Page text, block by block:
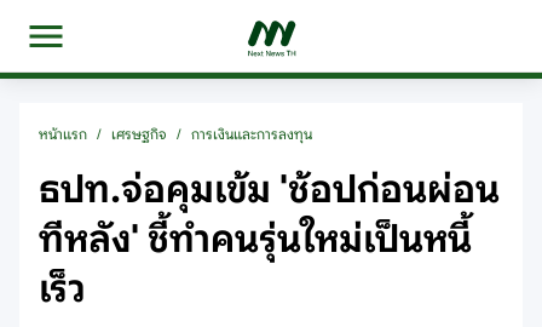
หน้าแรก / เศรษฐกิจ / การเงินและการลงทุน
ธปท.จ่อคุมเข้ม 'ช้อปก่อนผ่อน
ทีหลัง' ชี้ทำคนรุ่นใหม่เป็นหนี้
เร็ว